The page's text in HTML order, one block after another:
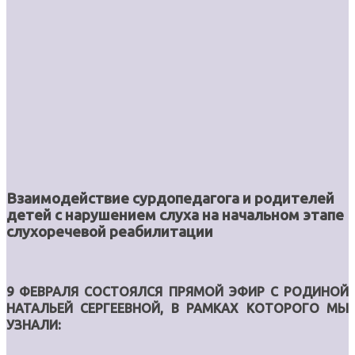
Взаимодействие сурдопедагога и родителей
детей с нарушением слуха на начальном этапе
слухоречевой реабилитации
9 ФЕВРАЛЯ СОСТОЯЛСЯ ПРЯМОЙ ЭФИР С РОДИНОЙ
НАТАЛЬЕЙ СЕРГЕЕВНОЙ, В РАМКАХ КОТОРОГО МЫ
УЗНАЛИ: